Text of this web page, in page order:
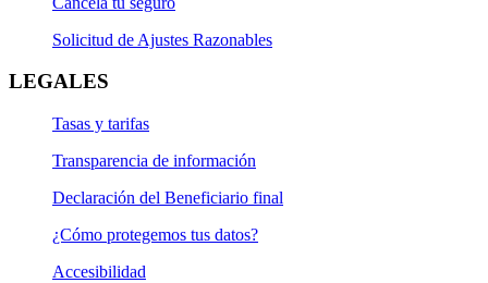
Solicitud de Ajustes Razonables
LEGALES
Tasas y tarifas
Transparencia de información
Declaración del Beneficiario final
¿Cómo protegemos tus datos?
Accesibilidad